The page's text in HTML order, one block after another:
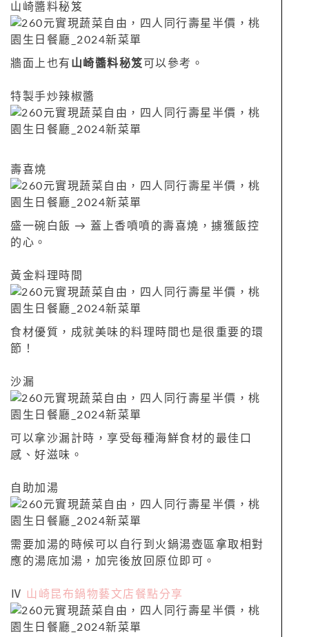
山崎醬料秘笈
牆面上也有 山崎醬料秘笈 可以參考。
特製手炒辣椒醬
壽喜燒
盛一碗白飯 → 蓋上香噴噴的壽喜燒，擄獲飯控
的心。
黃金料理時間
食材優質，成就美味的料理時間也是很重要的環
節！
沙漏
可以拿沙漏計時，享受每種海鮮食材的最佳口
感、好滋味。
自助加湯
需要加湯的時候可以自行到火鍋湯壺區拿取相對
應的湯底加湯，加完後放回原位即可。
Ⅳ 山崎昆布鍋物藝文店餐點分享